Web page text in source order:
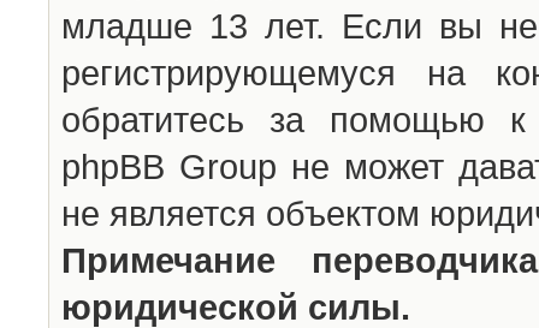
младше 13 лет. Если вы
регистрирующемуся на
обратитесь за помощью к
phpBB Group не может
не является объектом
Примечание
юридической силы.